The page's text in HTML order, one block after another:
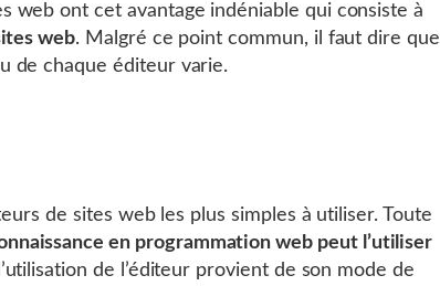
web ont cet avantage indéniable qui consiste à
web. Malgré ce point commun, il faut dire que
de chaque éditeur varie.
de sites web les plus simples à utiliser. Toute
en programmation web peut l’utiliser
de l’éditeur provient de son mode de